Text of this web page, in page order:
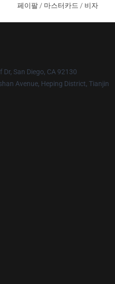
페이팔 / 마스터카드 / 비자
San Diego, CA 92130
Avenue, Heping District, Tianjin